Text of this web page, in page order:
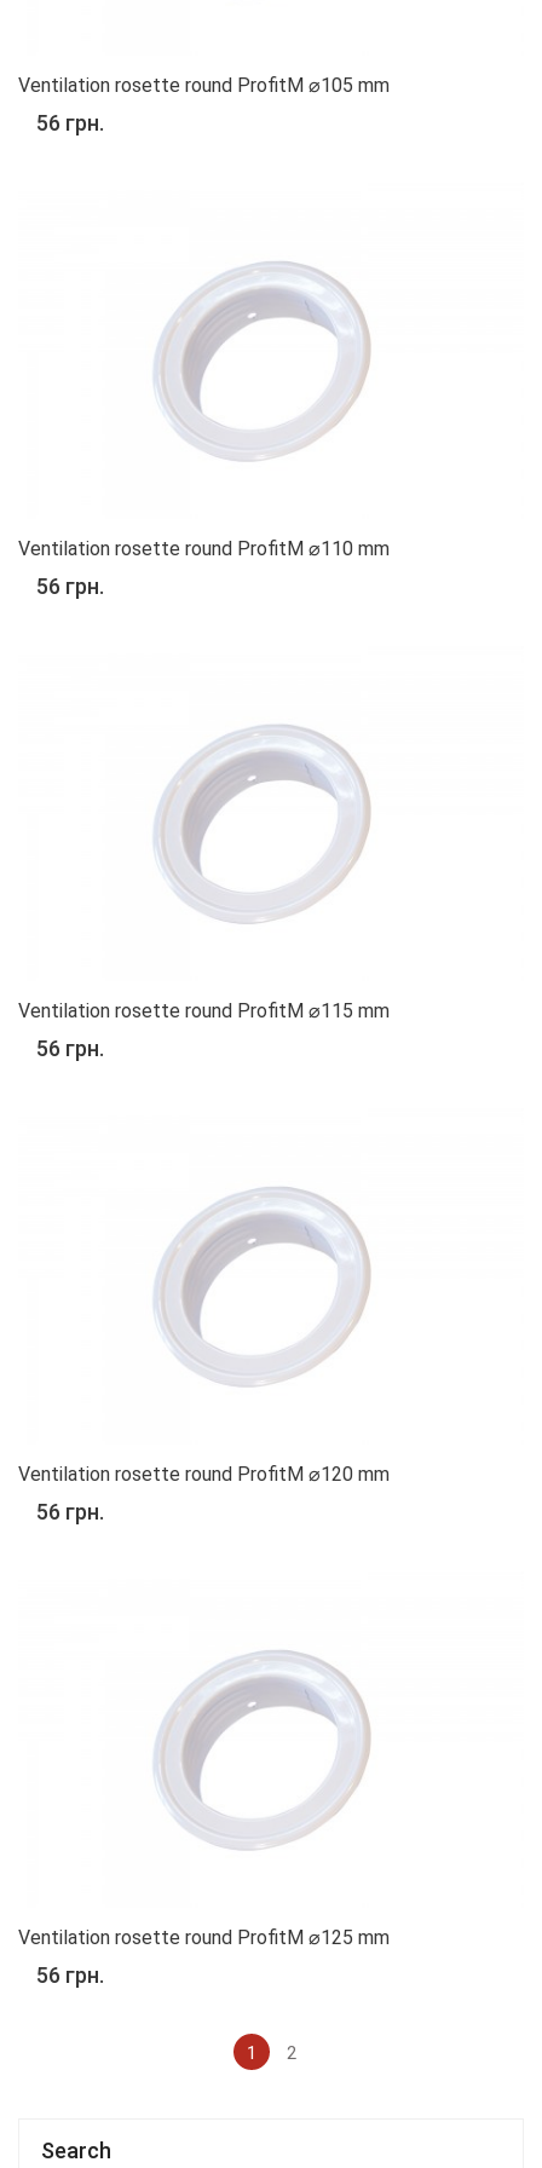
Ventilation rosette round ProfitM ⌀105 mm
56 грн.
Ventilation rosette round ProfitM ⌀110 mm
56 грн.
Ventilation rosette round ProfitM ⌀115 mm
56 грн.
Ventilation rosette round ProfitM ⌀120 mm
56 грн.
Ventilation rosette round ProfitM ⌀125 mm
56 грн.
1 2
Search